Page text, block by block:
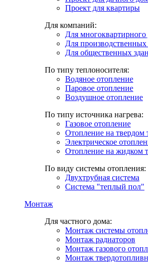
Проект для квартиры
Для компаний:
Для многоквартирного
Для
Для общественных
По типу теплоносителя:
Водяное отопление
Паровое отопление
Воздушное отопление
По типу источника нагрева:
Газовое отопление
Отопление на твердом
Электрическое
Отопление на жидком
По виду системы отопления:
Двухтрубная система
Система "теплый пол"
Монтаж
Для частного дома:
Монтаж системы
Монтаж радиаторов
Монтаж газового
Монтаж